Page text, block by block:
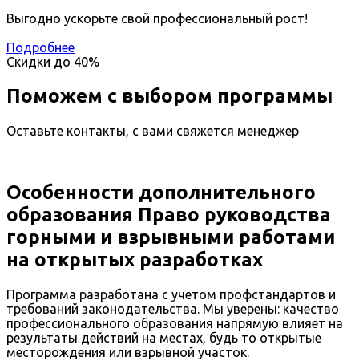
Выгодно ускорьте свой профессиональный рост!
Подробнее
Скидки до 40%
Поможем с выбором программы
Оставьте контакты, с вами свяжется менеджер
Особенности дополнительного
образования Право руководства
горными и взрывными работами
на открытых разработках
Программа разработана с учетом профстандартов и
требований законодательства. Мы уверены: качество
профессионального образования напрямую влияет на
результаты действий на местах, будь то открытые
месторождения или взрывной участок.